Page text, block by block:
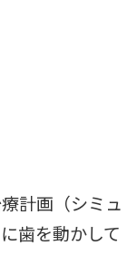
計画（シミュ
歯を動かして